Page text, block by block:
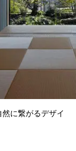
に繋がるデザイ